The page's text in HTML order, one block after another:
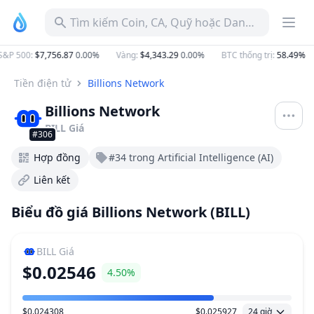
Tìm kiếm Coin, CA, Quỹ hoặc Danh mục
500:$7,756.870.00% Vàng:$4,343.290.00% BTC thống trị:58.49%
Tiền điện tử Billions Network
#306
Billions Network
BILL Giá
Hợp đồng
#34 trong Artificial Intelligence (AI)
Liên kết
Biểu đồ giá Billions Network (BILL)
BILL Giá
$0.02546 4.50%
$0.024308 $0.025927 24 giờ